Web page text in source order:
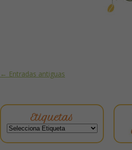
Post navigation
← Entradas antiguas
Etiquetas